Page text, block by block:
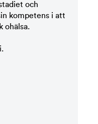
och
kompetens i att
ohälsa.